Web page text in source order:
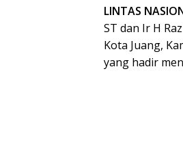
LINTAS
ST dan Ir H
Kota Juang,
yang hadir